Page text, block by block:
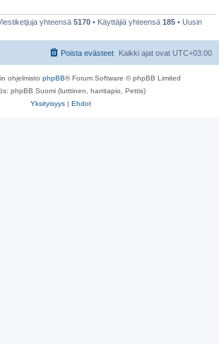
yhteensä 5170 • Käyttäjiä yhteensä 185 • Uusin
Kaikki ajat ovat UTC+03:00
Poista evästeet
ohjelmisto phpBB® Forum Software © phpBB Limited
phpBB Suomi (lurttinen, harritapio, Pettis)
Yksityisyys | Ehdot